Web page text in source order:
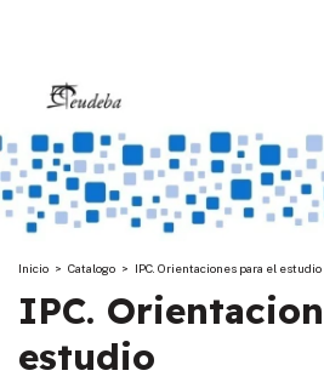
Inicio > Catalogo > IPC. Orientaciones para el estudio
IPC.
estudio